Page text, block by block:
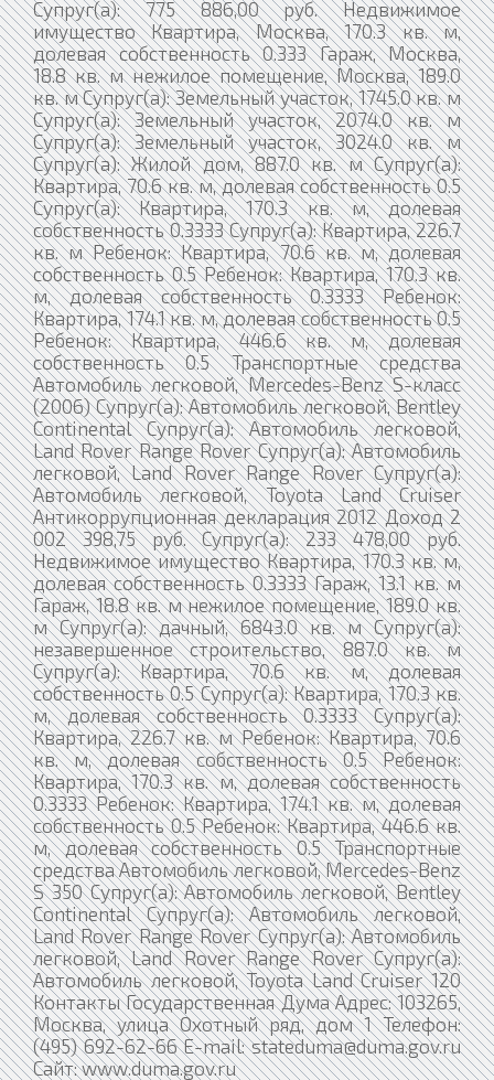
Супруг(а): 775 886,00 руб. Недвижимое
имущество Квартира, Москва, 170.3 кв. м,
долевая собственность 0.333 Гараж, Москва,
18.8 кв. м нежилое помещение, Москва, 189.0
кв. м Супруг(а): Земельный участок, 1745.0 кв. м
Супруг(а): Земельный участок, 2074.0 кв. м
Супруг(а): Земельный участок, 3024.0 кв. м
Супруг(а): Жилой дом, 887.0 кв. м Супруг(а):
Квартира, 70.6 кв. м, долевая собственность 0.5
Супруг(а): Квартира, 170.3 кв. м, долевая
собственность 0.3333 Супруг(а): Квартира, 226.7
кв. м Ребенок: Квартира, 70.6 кв. м, долевая
собственность 0.5 Ребенок: Квартира, 170.3 кв.
м, долевая собственность 0.3333 Ребенок:
Квартира, 174.1 кв. м, долевая собственность 0.5
Ребенок: Квартира, 446.6 кв. м, долевая
собственность 0.5 Транспортные средства
Автомобиль легковой, Mercedes-Benz S-класс
(2006) Супруг(а): Автомобиль легковой, Bentley
Continental Супруг(а): Автомобиль легковой,
Land Rover Range Rover Супруг(а): Автомобиль
легковой, Land Rover Range Rover Супруг(а):
Автомобиль легковой, Toyota Land Cruiser
Антикоррупционная декларация 2012 Доход 2
002 398,75 руб. Супруг(а): 233 478,00 руб.
Недвижимое имущество Квартира, 170.3 кв. м,
долевая собственность 0.3333 Гараж, 13.1 кв. м
Гараж, 18.8 кв. м нежилое помещение, 189.0 кв.
м Супруг(а): дачный, 6843.0 кв. м Супруг(а):
незавершенное строительство, 887.0 кв. м
Супруг(а): Квартира, 70.6 кв. м, долевая
собственность 0.5 Супруг(а): Квартира, 170.3 кв.
м, долевая собственность 0.3333 Супруг(а):
Квартира, 226.7 кв. м Ребенок: Квартира, 70.6
кв. м, долевая собственность 0.5 Ребенок:
Квартира, 170.3 кв. м, долевая собственность
0.3333 Ребенок: Квартира, 174.1 кв. м, долевая
собственность 0.5 Ребенок: Квартира, 446.6 кв.
м, долевая собственность 0.5 Транспортные
средства Автомобиль легковой, Mercedes-Benz
S 350 Супруг(а): Автомобиль легковой, Bentley
Continental Супруг(а): Автомобиль легковой,
Land Rover Range Rover Супруг(а): Автомобиль
легковой, Land Rover Range Rover Супруг(а):
Автомобиль легковой, Toyota Land Cruiser 120
Контакты Государственная Дума Адрес: 103265,
Москва, улица Охотный ряд, дом 1 Телефон:
(495) 692-62-66 E-mail: stateduma@duma.gov.ru
Сайт: www.duma.gov.ru